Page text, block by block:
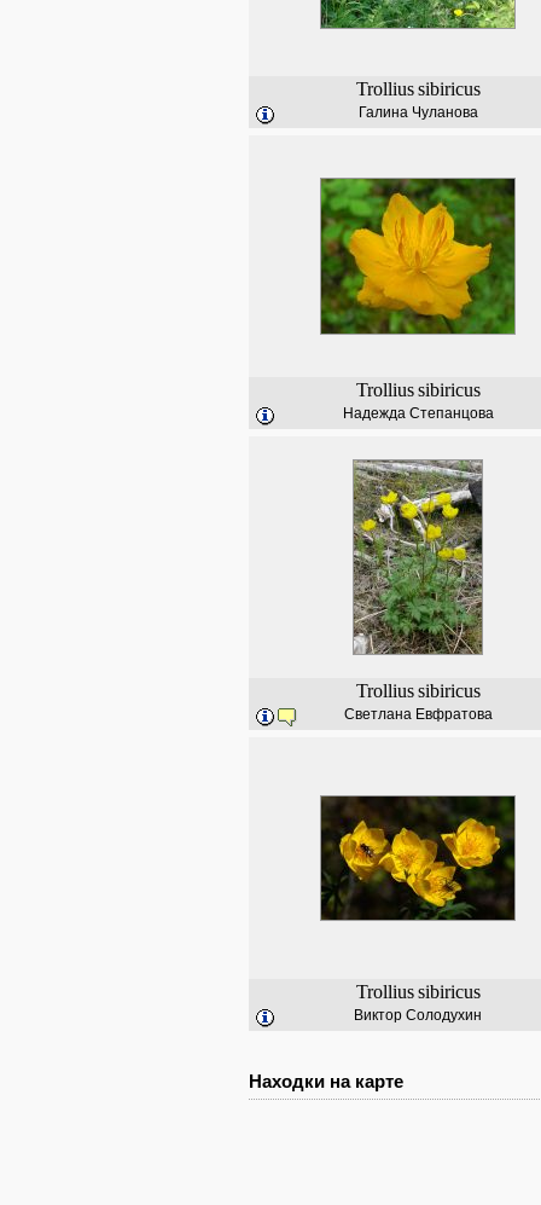
Trollius sibiricus
Галина Чуланова
Trollius sibiricus
Надежда Степанцова
Trollius sibiricus
Светлана Евфратова
Trollius sibiricus
Виктор Солодухин
Находки на карте